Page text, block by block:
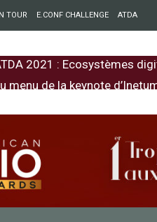
TOUR E.CONF CHALLENGE ATDA
2021 : Ecosystèmes
menu de la keynote